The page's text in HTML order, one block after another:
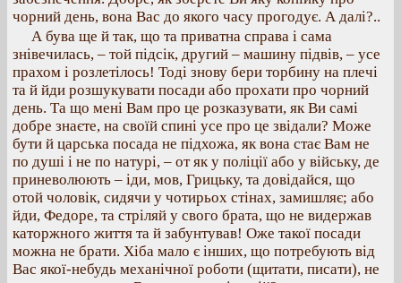
чорний день, вона Вас до якого часу прогодує. А далі?..
А бува ще й так, що та приватна справа і сама
знівечилась, – той підсік, другий – машину підвів, – усе
прахом і розлетілось! Тоді знову бери торбину на плечі
та й йди розшукувати посади або прохати про чорний
день. Та що мені Вам про це розказувати, як Ви самі
добре знаєте, на своїй спині усе про це звідали? Може
бути й царська посада не підхожа, як вона стає Вам не
по душі і не по натурі, – от як у поліції або у війську, де
приневолюють – іди, мов, Грицьку, та довідайся, що
отой чоловік, сидячи у чотирьох стінах, замишляє; або
йди, Федоре, та стріляй у свого брата, що не видержав
каторжного життя та й забунтував! Оже такої посади
можна не брати. Хіба мало є інших, що потребують від
Вас якої-небудь механічної роботи (щитати, писати), не